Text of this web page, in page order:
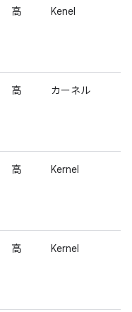
高 Kenel
高 カーネル
高 Kernel
高 Kernel